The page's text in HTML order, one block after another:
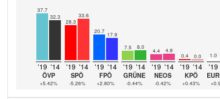
37.7
32.3
'19 '14
ÖVP
+5.42%
28.3
33.6
'19 '14
SPÖ
-5.26%
20.7 17.9
'19 '14
FPÖ
+2.80%
7.5 8.0
'19 '14
GRÜNE
-0.44%
4.4 4.8
'19 '14
NEOS
-0.42%
0.4 0.0
'19 '14
KPÖ
+0.43%
1.0
'19